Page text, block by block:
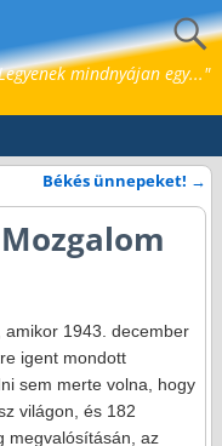
mindnyájan egy..."
Békés ünnepeket! →
1943. december
igent mondott
sem merte volna, hogy
világon, és 182
megvalósításán, az